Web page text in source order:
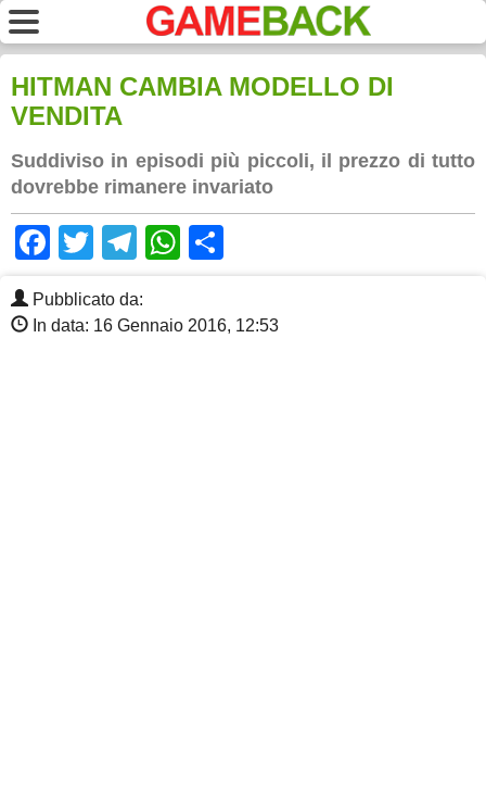
HITMAN CAMBIA MODELLO DI
VENDITA
Suddiviso in episodi più piccoli, il prezzo di tutto
dovrebbe rimanere invariato
Facebook
TwitterTelegram
WhatsApp
Pubblicato da:
In data: 16 Gennaio 2016, 12:53